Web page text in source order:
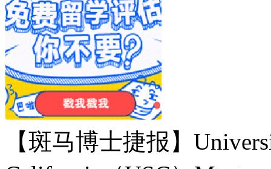
【斑马博士捷报】